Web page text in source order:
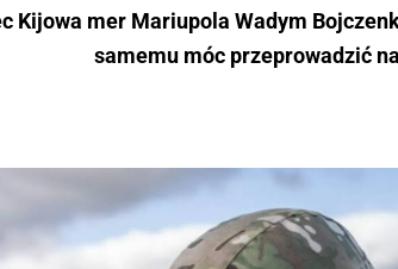
Kijowa mer Mariupola Wadym
samemu móc przeprowadzić